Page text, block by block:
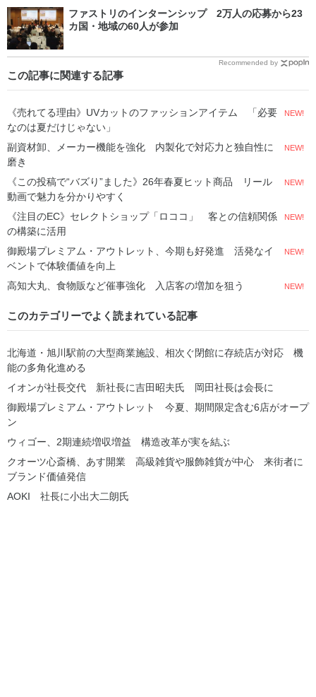
ファストリのインターンシップ 2万人の応募から23
カ国・地域の60人が参加
Recommended by
この記事に関連する記事
《売れてる理由》UVカットのファッションアイテム 「必要
なのは夏だけじゃない」
NEW!
副資材卸、メーカー機能を強化 内製化で対応力と独自性に
磨き
NEW!
《この投稿で“バズり”ました》26年春夏ヒット商品 リール
動画で魅力を分かりやすく
NEW!
《注目のEC》セレクトショップ「ロココ」 客との信頼関係
の構築に活用
NEW!
御殿場プレミアム・アウトレット、今期も好発進 活発なイ
ベントで体験価値を向上
NEW!
高知大丸、食物販など催事強化 入店客の増加を狙う NEW!
このカテゴリーでよく読まれている記事
北海道・旭川駅前の大型商業施設、相次ぐ閉館に存続店が対応 機
能の多角化進める
イオンが社長交代 新社長に吉田昭夫氏 岡田社長は会長に
御殿場プレミアム・アウトレット 今夏、期間限定含む6店がオープ
ン
ウィゴー、2期連続増収増益 構造改革が実を結ぶ
クオーツ心斎橋、あす開業 高級雑貨や服飾雑貨が中心 来街者に
ブランド価値発信
AOKI 社長に小出大二朗氏